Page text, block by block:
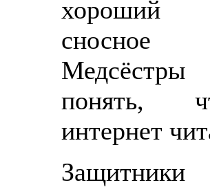
сносное
понять,
интернет
Защитники